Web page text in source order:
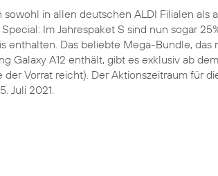
sowohl in allen deutschen ALDI Filialen als
Im Jahrespaket S sind nun sogar
enthalten. Das beliebte Mega-Bundle, das
Galaxy A12 enthält, gibt es exklusiv ab
Vorrat reicht). Der Aktionszeitraum für
Juli 2021.